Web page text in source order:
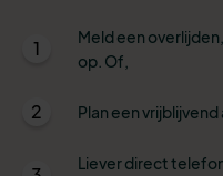
1
Meld een
op. Of,
2 Plan een
Liever direct